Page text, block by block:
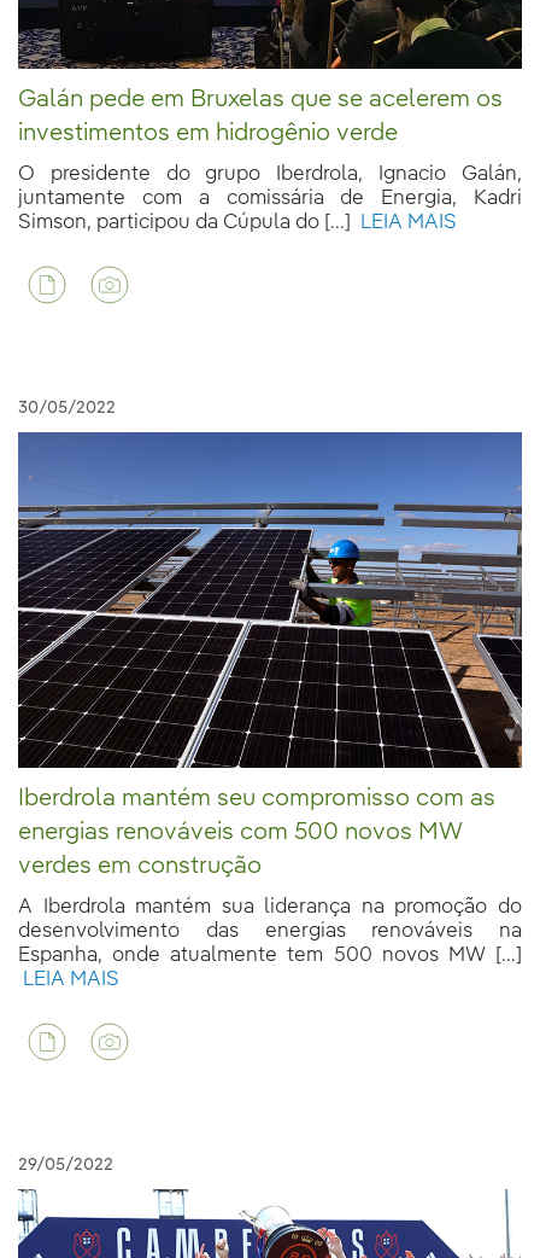
Galán pede em Bruxelas que se acelerem os
investimentos em hidrogênio verde
O presidente do grupo Iberdrola, Ignacio Galán,
juntamente com a comissária de Energia, Kadri
Simson, participou da Cúpula do [...]
LEIA MAIS
30/05/2022
Iberdrola mantém seu compromisso com as
energias renováveis com 500 novos MW
verdes em construção
A Iberdrola mantém sua liderança na promoção do
desenvolvimento das energias renováveis na
Espanha, onde atualmente tem 500 novos MW [...]
LEIA MAIS
29/05/2022